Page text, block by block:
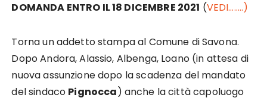
DOMANDA ENTRO IL 18 DICEMBRE 2021 (VEDI……..)
Torna un addetto stampa al Comune di Savona.
Dopo Andora, Alassio, Albenga, Loano (in attesa di
nuova assunzione dopo la scadenza del mandato
del sindaco Pignocca) anche la città capoluogo